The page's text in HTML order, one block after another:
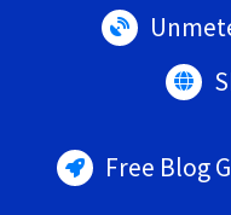
Free Blog